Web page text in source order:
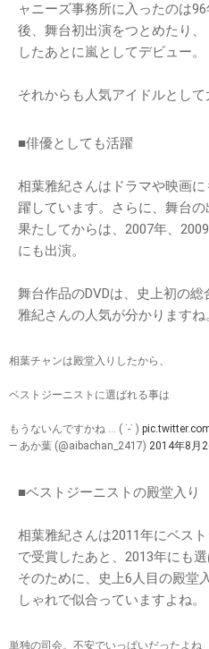
ャニーズ事務所に入ったのは
後、舞台初出演をつとめたり
したあとに嵐としてデビュー。
それからも人気アイドルとして
■俳優としても活躍
相葉雅紀さんはドラマや映画
躍しています。さらに、舞台
果たしてからは、2007年、
にも出演。
舞台作品のDVDは、史上初の
雅紀さんの人気が分かりますね
相葉チャンは殿堂入りしたから、
ベストジーニストに選ばれる事は
もうないんですかね … ( ˙-˙ )
— あか葉 (@aibachan_2417) 2014年8月
■ベストジーニストの殿堂入り
相葉雅紀さんは2011年にベス
で受賞したあと、2013年にも
そのために、史上6人目の殿堂
しゃれで似合っていますよね。
単独の司会。不安でいっぱいだったよね